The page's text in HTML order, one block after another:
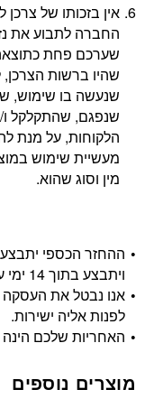
אין בזכותו של
החברה לתבוע את
שערכם פחת
שהיו ברשות
שנעשה בו שימוש,
שנפגם, שהתקלקל
הלקוחות, על מנת
מעשיית שימוש
מין וסוג שהוא.
ההחזר הכספי
ויתבצע בתוך 14 ימי עסקים מרגע החזרתו.
אנו נבטל את העסקה
לפנות אליה ישירות.
האחריות שלכם
מוצרים נוספים